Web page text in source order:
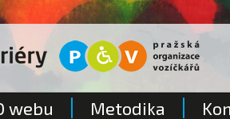
webu Metodika